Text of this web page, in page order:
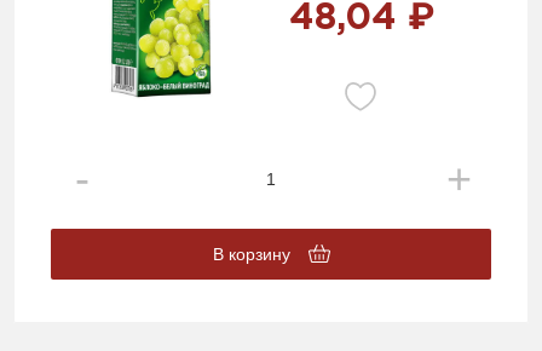
48,04 ₽
В корзину